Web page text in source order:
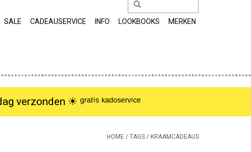
SALE CADEAUSERVICE INFO LOOKBOOKS MERKEN
☀︎ ᵍʳᵃᵗⁱˢ ᵏᵃᵈᵒˢᵉʳᵛⁱᶜᵉ
HOME / TAGS / KRAAMCADEAUS